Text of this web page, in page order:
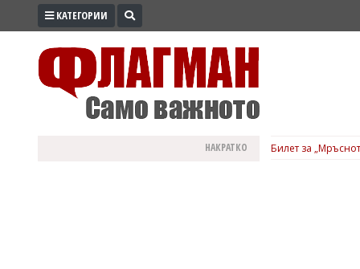
ПРОМО
КАТЕГОРИИ
НАКРАТКО Билет за